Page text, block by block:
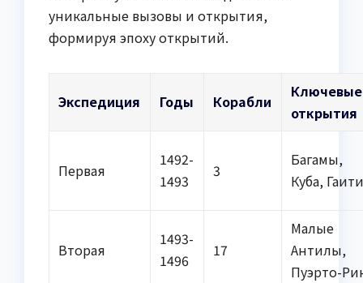
уникальные вызовы и открытия,
формируя эпоху открытий.
Экспедиция Годы Корабли
Ключевые
открытия
Первая
1492-
1493
3
Багамы,
Куба,
Вторая
1493-
1496
17
Малые
Антилы,
Пуэрто-